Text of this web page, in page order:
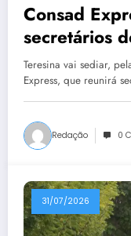
Consad
secretários
todo o país
Teresina vai sediar,
Express, que reunirá
Redação 0
31/07/2026